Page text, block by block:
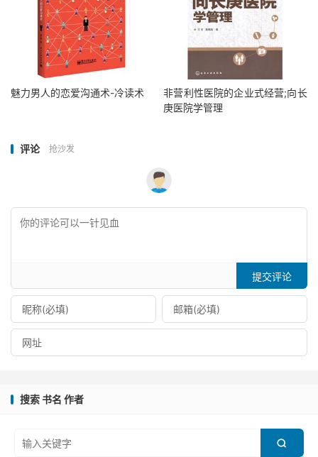
魅力男人的恋爱沟通术-冷读术
非营利性医院的企业式经营;向长
庚医院学管理
评论 抢沙发
提交评论
搜索 书名 作者
